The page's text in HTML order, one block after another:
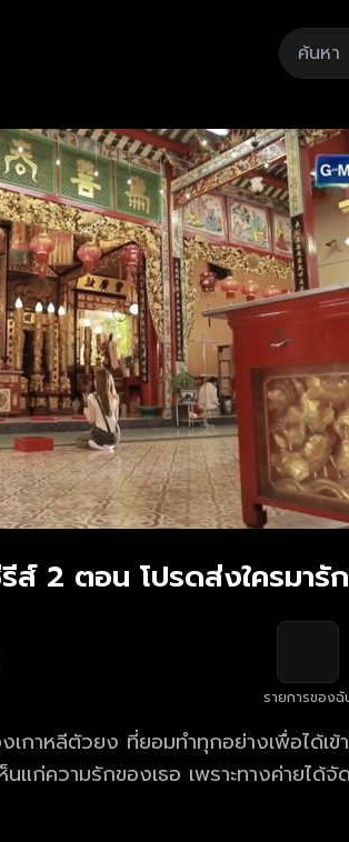
ส์ 2 ตอน โปรดส่งใครมารั
รายการของฉั
กาหลีตัวยง ที่ยอมทำทุกอย่างเพื่อได้เข้
แก่ความรักของเธอ เพราะทางค่ายได้จั
ได้ใกล้ชิดกับ เอริค นั่นเอง เธอจึง บังคั